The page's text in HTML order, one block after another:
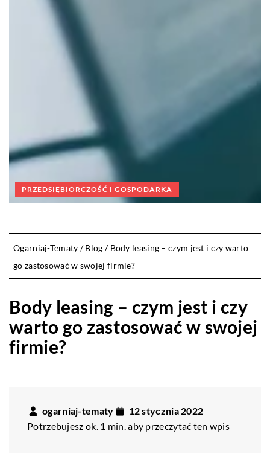
PRZEDSIĘBIORCZOŚĆ I GOSPODARKA
Ogarniaj-Tematy /Blog / Body leasing – czym jest i czy warto
go zastosować w swojej firmie?
Body leasing – czym jest i czy
warto go zastosować w swojej
firmie?
ogarniaj-tematy
12 stycznia 2022
Potrzebujesz ok. 1 min. aby przeczytać ten wpis